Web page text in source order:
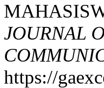
JOURNAL
https://